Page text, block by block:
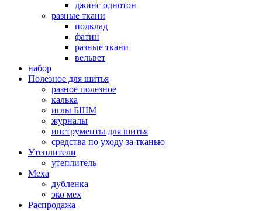
джинс однотон
разные ткани
подклад
фатин
разные ткани
вельвет
набор
Полезное для шитья
разное полезное
калька
иглы БШМ
журналы
инструменты для шитья
средства по уходу за тканью
Утеплители
утеплитель
Меха
дубленка
эко мех
Распродажа